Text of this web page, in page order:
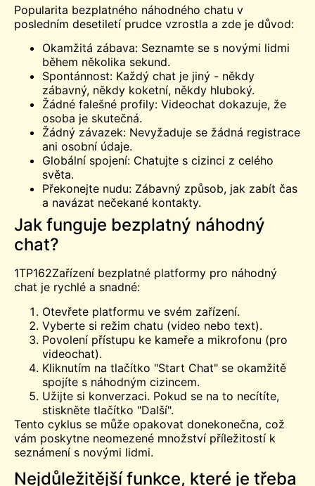
Popularita bezplatného náhodného chatu v
posledním desetiletí prudce vzrostla a zde je důvod:
Okamžitá zábava: Seznamte se s novými lidmi
během několika sekund.
Spontánnost: Každý chat je jiný - někdy
zábavný, někdy koketní, někdy hluboký.
Žádné falešné profily: Videochat dokazuje, že
osoba je skutečná.
Žádný závazek: Nevyžaduje se žádná registrace
ani osobní údaje.
Globální spojení: Chatujte s cizinci z celého
světa.
Překonejte nudu: Zábavný způsob, jak zabít čas
a navázat nečekané kontakty.
Jak funguje bezplatný náhodný
chat?
1TP162Zařízení bezplatné platformy pro náhodný
chat je rychlé a snadné:
Otevřete platformu ve svém zařízení.
Vyberte si režim chatu (video nebo text).
Povolení přístupu ke kameře a mikrofonu (pro
videochat).
Kliknutím na tlačítko "Start Chat" se okamžitě
spojíte s náhodným cizincem.
Užijte si konverzaci. Pokud se na to necítíte,
stiskněte tlačítko "Další".
Tento cyklus se může opakovat donekonečna, což
vám poskytne neomezené množství příležitostí k
seznámení s novými lidmi.
Nejdůležitější funkce, které je třeba